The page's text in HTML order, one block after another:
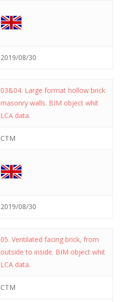
2019/08/30
03&04. Large format hollow brick
masonry walls. BIM object whit
LCA data.
CTM
2019/08/30
05. Ventilated facing brick, from
outside to inside. BIM object whit
LCA data.
CTM